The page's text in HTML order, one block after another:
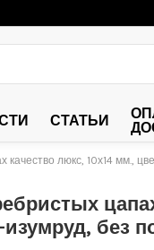
СТАТЬИ
качество люкс, 10х14 мм.,
без